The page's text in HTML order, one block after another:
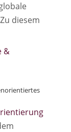
diesem